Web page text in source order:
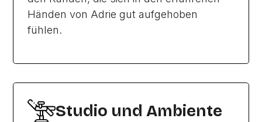
Händen von Adrie gut aufgehoben
fühlen.
Studio und Ambiente